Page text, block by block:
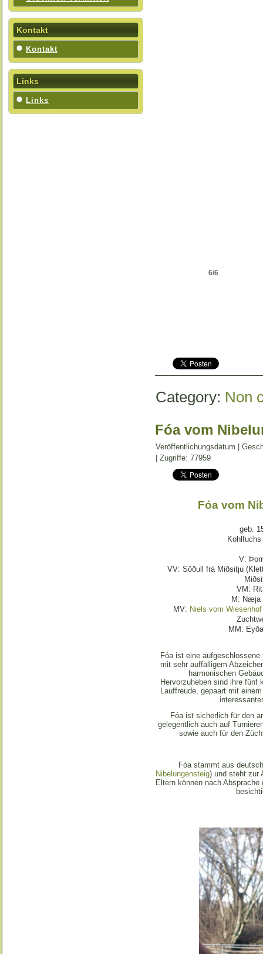
Kontakt
Kontakt
Links
Links
6/6
Category: Non
Fóa vom
Veröffentlichungsdatum |
| Zugriffe: 77959
Fóa vom
geb.
V:
VV: Söðull frá Miðsitju
VM:
M: Næja
MV: Niels vom Wiesenhof
MM:
Fóa ist eine
mit sehr auffälligem
harmonischen
Hervorzuheben sind ihre fünf
Lauffreude, gepaart mit
Fóa ist sicherlich für den
gelegentlich auch auf
sowie auch für den
Fóa stammt aus
Nibelungensteig) und steht zur
Eltern können nach